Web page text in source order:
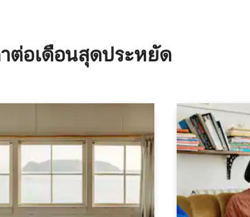
23 รีวิว
ต่อเดือนสุดประหยัด